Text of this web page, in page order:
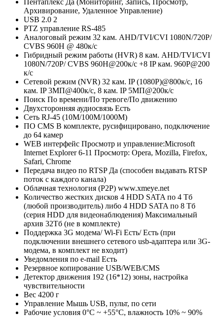
Пентаплекс Да (Мониторинг, Запись, Просмотр,
Архивирование, Удаленное Управление)
USB 2.0 2
PTZ управление RS-485
Аналоговый режим 32 кам. AHD/TVI/CVI 1080N/720P/
CVBS 960H @ 480к/с
Гибридный режим работы (HVR) 8 кам. AHD/TVI/CVI
1080N/720P/ CVBS 960H@200к/с +8 IP кам. 960P@200
к/с
Сетевой режим (NVR) 32 кам. IP (1080P)@800к/с, 16
кам. IP 3МП@400к/с, 8 кам. IP 5МП@200к/с
Поиск По времени/По тревоге/По движению
Двухсторонняя аудиосвязь Есть
Сеть RJ-45 (10M/100М/1000М)
ПО CMS В комплекте, русифицировано, подключение
до 64 камер
WEB интерфейс Просмотр и управление:Microsoft
Internet Explorer 6-11 Просмотр: Opera, Mozilla, Firefox,
Safari, Chrome
Передача видео по RTSP Да (способен выдавать RTSP
поток с каждого канала)
Облачная технология (P2P) www.xmeye.net
Количество жестких дисков 4 HDD SATA по 4 Тб
(любой производитель) либо 4 HDD SATA по 8 Тб
(серия HDD для видеонаблюдения) Максимальный
архив 32Tб (не в комплекте)
Поддержка 3G модема/ Wi-Fi Есть/ Есть (при
подключении внешнего сетевого usb-адаптера или 3G-
модема, в комплект не входит)
Уведомления по e-mail Есть
Резервное копирование USB/WEB/CMS
Детектор движения 192 (16*12) зоны, настройка
чувствительности
Вес 4200 г
Управление Мышь USB, пульт, по сети
Рабочие условия 0°С ~ +55°С, влажность 10% ~ 90%